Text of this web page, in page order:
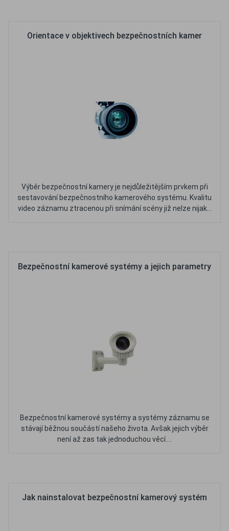
Orientace v objektivech bezpečnostních kamer
Výběr bezpečnostní kamery je nejdůležitějším prvkem při
sestavování bezpečnostního kamerového systému. Kvalitu
video záznamu ztracenou při snímání scény již nelze nijak...
Bezpečnostní kamerové systémy a jejich parametry
Bezpečnostní kamerové systémy a systémy záznamu se
stávají běžnou součástí našeho života. Avšak jejich výběr
není až zas tak jednoduchou věcí....
Jak nainstalovat bezpečnostní kamerový systém